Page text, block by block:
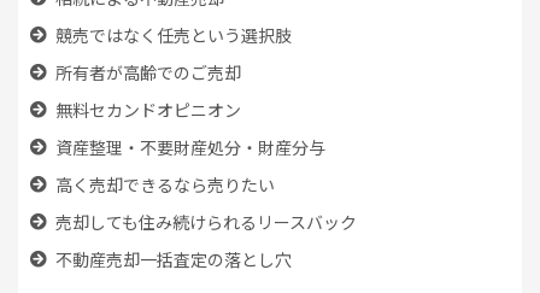
競売ではなく任売という選択肢
所有者が高齢でのご売却
無料セカンドオピニオン
資産整理・不要財産処分・財産分与
高く売却できるなら売りたい
売却しても住み続けられるリースバック
不動産売却一括査定の落とし穴